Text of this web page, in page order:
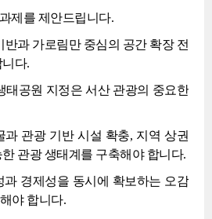
제를 제안드립니다.
반과 가로림만 중심의 공간 확장 전
다.
태공원 지정은 서산 관광의 중요한
관광 기반 시설 확충, 지역 상권
관광 생태계를 구축해야 합니다.
과 경제성을 동시에 확보하는 오감
야 합니다.